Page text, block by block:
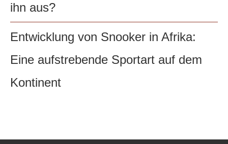
ihn aus?
Entwicklung von Snooker in Afrika:
Eine aufstrebende Sportart auf dem
Kontinent